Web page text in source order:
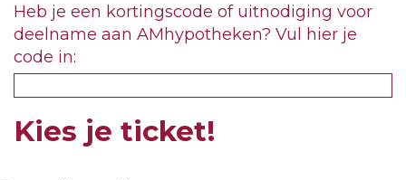
Heb je een kortingscode of uitnodiging voor
deelname aan AMhypotheken? Vul hier je
code in:
Kies je ticket!